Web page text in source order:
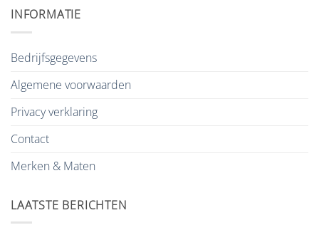
INFORMATIE
Bedrijfsgegevens
Algemene voorwaarden
Privacy verklaring
Contact
Merken & Maten
LAATSTE BERICHTEN